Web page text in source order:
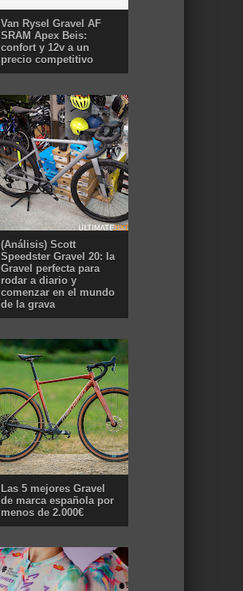
Van Rysel Gravel AF
SRAM Apex Beis:
confort y 12v a un
precio competitivo
(Análisis) Scott
Speedster Gravel 20: la
Gravel perfecta para
rodar a diario y
comenzar en el mundo
de la grava
Las 5 mejores Gravel
de marca española por
menos de 2.000€